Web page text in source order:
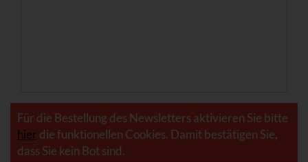
Für die Bestellung des Newsletters aktivieren Sie bitte
hier die funktionellen Cookies. Damit bestätigen Sie,
dass Sie kein Bot sind.